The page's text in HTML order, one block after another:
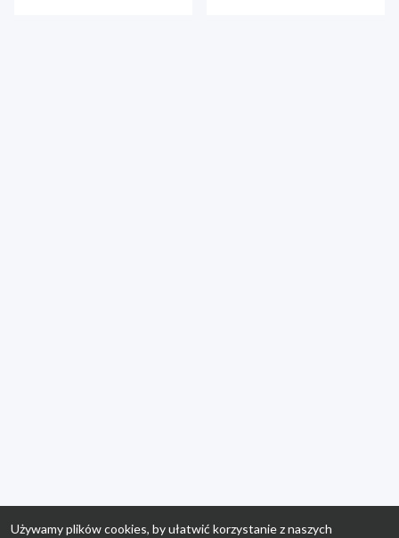
Używamy plików cookies, by ułatwić korzystanie z naszych